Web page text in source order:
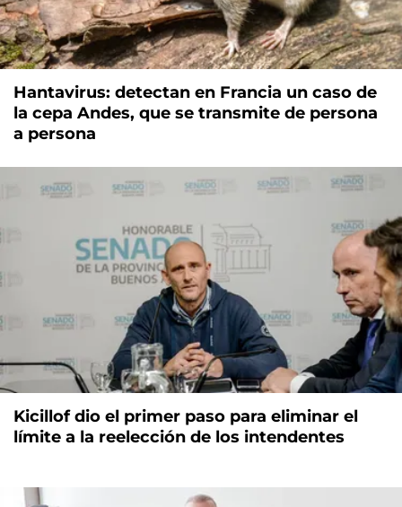
Hantavirus: detectan en Francia un caso de
la cepa Andes, que se transmite de persona
a persona
Kicillof dio el primer paso para eliminar el
límite a la reelección de los intendentes